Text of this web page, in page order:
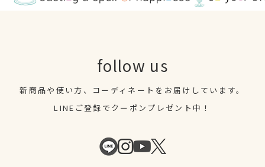
follow us
新商品や使い方、コーディネートを お届けしています。
LINEご登録でクーポンプレゼント中！